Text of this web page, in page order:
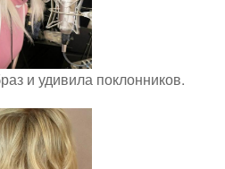
и удивила поклонников.